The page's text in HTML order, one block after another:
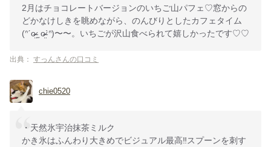
2月はチョコレートバージョンのいちご山パフェ♡窓からの
どかなけしきを眺めながら、のんびりとしたカフェタイム
(ᐢˊo̴̶̷̤ ̫ o̴̶̷̤ˋᐢ)〜〜。いちごが沢山食べられて嬉しかったです♡♡
出典： すっんさんの口コミ
chie0520
・天然氷宇治抹茶ミルク
かき氷はふんわり大きめでビジュアル最高‼️スプーンを刺す